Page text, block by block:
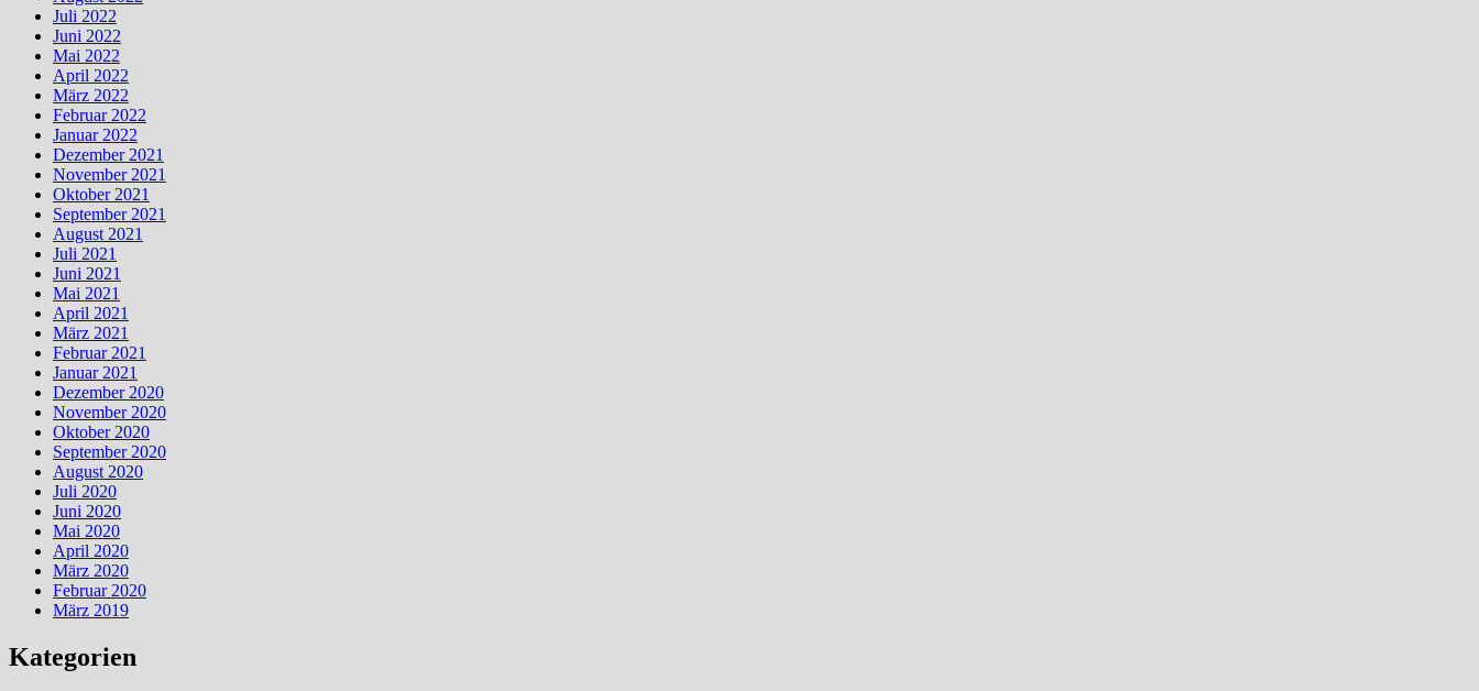
Juli 2022
Juni 2022
Mai 2022
April 2022
März 2022
Februar 2022
Januar 2022
Dezember 2021
November 2021
Oktober 2021
September 2021
August 2021
Juli 2021
Juni 2021
Mai 2021
April 2021
März 2021
Februar 2021
Januar 2021
Dezember 2020
November 2020
Oktober 2020
September 2020
August 2020
Juli 2020
Juni 2020
Mai 2020
April 2020
März 2020
Februar 2020
März 2019
Kategorien